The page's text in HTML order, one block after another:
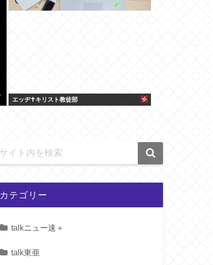
エッヂ✝️キリスト教徒部
カテゴリー
talkニュー速＋
talk東亜